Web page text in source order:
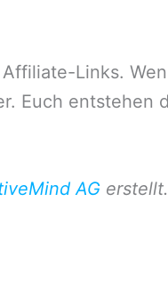
Links.
Euch entstehen
AG erstellt.